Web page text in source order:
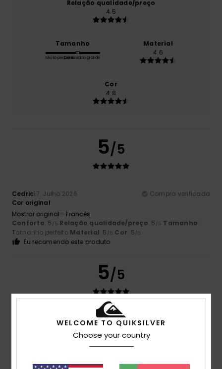
Relação qualidade/preço
4.5
Tamanho
Muito pequenoDemasiado grande
Material
4.6
Cor
4.8
5/5
Cedric17. Julho 2026
Compra verificada
Cor original
Mostrar original - Francês
Conforto: 5 /5 Relação qualidade/preço: 5 /5 Tamanho:
Tamanho perfeito Material: 5 /5 Cor: 5/5
Eu recomendo este produto
5/5
17. Julho 2026
Compra verificada
O tamanho é bastante largo; comprei-o em XL para ficar
com um estilo mais descontraído
Mostrar original - Francês
GrandeMaterial: 5/5 Cor: 5/5
WELCOME TO QUIKSILVER
Choose your country